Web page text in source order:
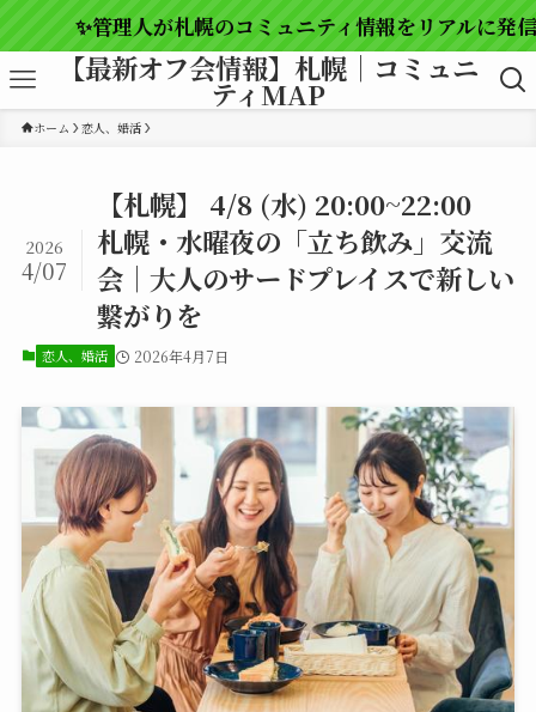
✨管理人が札幌のコミュニティ情報をリアルに発信✨
【最新オフ会情報】札幌｜コミュニ
ティMAP
ホーム 恋人、婚活
【札幌】 4/8 (水) 20:00~22:00
札幌・水曜夜の「立ち飲み」交流
会｜大人のサードプレイスで新しい
繋がりを
2026
4/07
恋人、婚活 2026年4月7日